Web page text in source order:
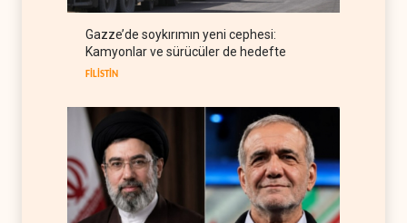
Demokratlar Trump için azil
süreci yerine soruşturma
Gazze’de soykırımın yeni cephesi:
Kamyonlar ve sürücüler de hedefte
FİLİSTİN